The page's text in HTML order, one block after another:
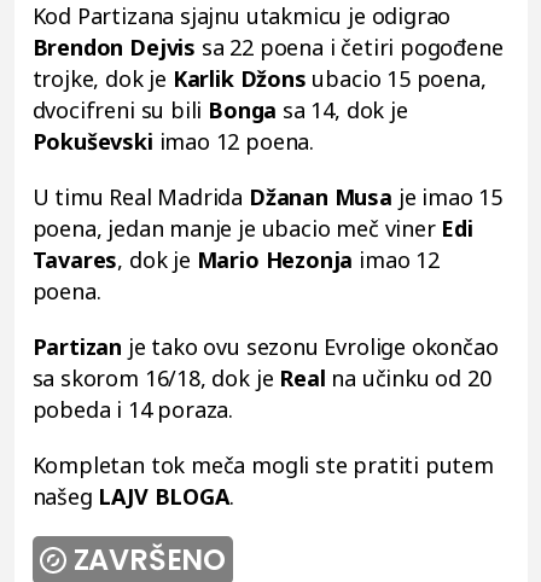
Kod Partizana sjajnu utakmicu je odigrao
Brendon Dejvis sa 22 poena i četiri pogođene
trojke, dok je Karlik Džons ubacio 15 poena,
dvocifreni su bili Bonga sa 14, dok je
Pokuševski imao 12 poena.
U timu Real Madrida Džanan Musa je imao 15
poena, jedan manje je ubacio meč viner Edi
Tavares, dok je Mario Hezonja imao 12
poena.
Partizan je tako ovu sezonu Evrolige okončao
sa skorom 16/18, dok je Real na učinku od 20
pobeda i 14 poraza.
Kompletan tok meča mogli ste pratiti putem
našeg LAJV BLOGA.
ZAVRŠENO